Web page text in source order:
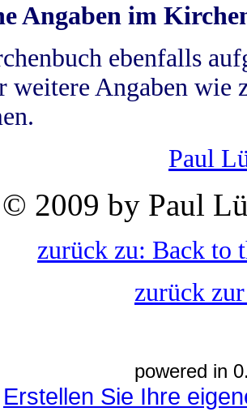
Angaben im
ebenfalls
weitere Angaben wie
Paul
© 2009 by Paul
zurück zu: Back to
zurück
powered in
Erstellen Sie Ihre